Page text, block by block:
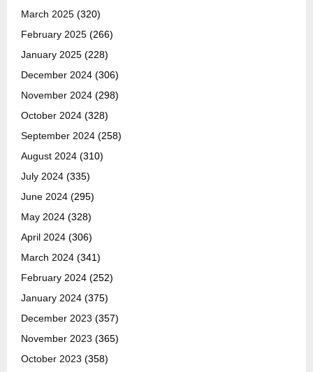
March 2025 (320)
February 2025 (266)
January 2025 (228)
December 2024 (306)
November 2024 (298)
October 2024 (328)
September 2024 (258)
August 2024 (310)
July 2024 (335)
June 2024 (295)
May 2024 (328)
April 2024 (306)
March 2024 (341)
February 2024 (252)
January 2024 (375)
December 2023 (357)
November 2023 (365)
October 2023 (358)